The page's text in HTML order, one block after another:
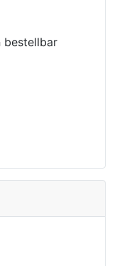
bestellbar